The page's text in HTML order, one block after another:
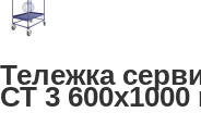
Тележка
СТ 3